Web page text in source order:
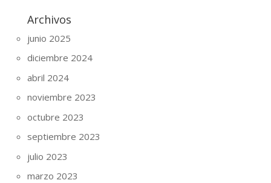
Archivos
junio 2025
diciembre 2024
abril 2024
noviembre 2023
octubre 2023
septiembre 2023
julio 2023
marzo 2023